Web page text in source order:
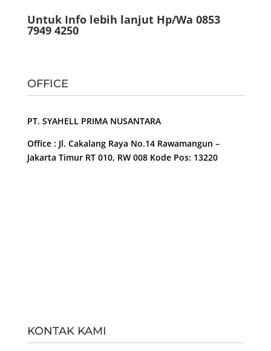
Untuk Info lebih lanjut Hp/Wa 0853
7949 4250
OFFICE
PT. SYAHELL PRIMA NUSANTARA
Office : Jl. Cakalang Raya No.14 Rawamangun –
Jakarta Timur RT 010, RW 008 Kode Pos: 13220
KONTAK KAMI